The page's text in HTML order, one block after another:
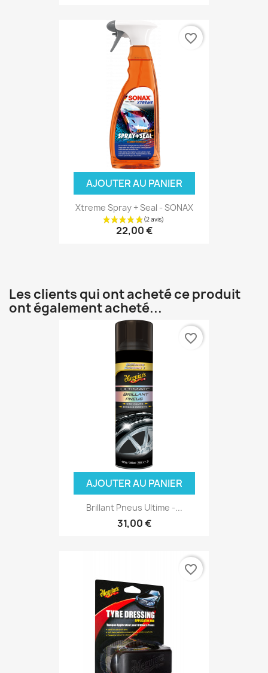
AJOUTER AU PANIER
Xtreme Spray + Seal - SONAX
22,00 €
favorite_border
Les clients qui ont acheté ce produit
ont également acheté...
AJOUTER AU PANIER
Brillant Pneus Ultime -...
31,00 €
favorite_border
favorite_border